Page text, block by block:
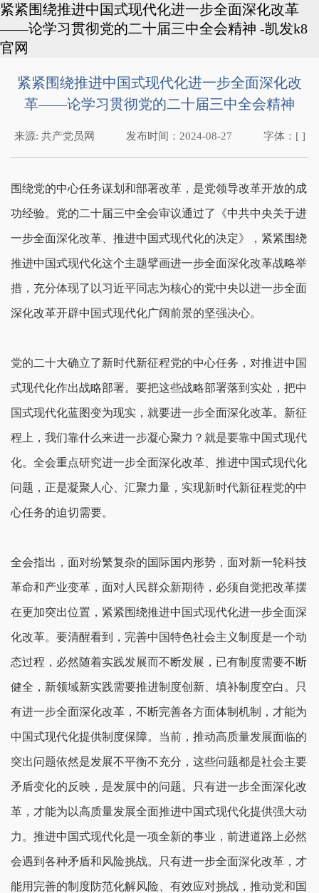
紧紧围绕推进中国式现代化进一步全面深化改革
——论学习贯彻党的二十届三中全会精神 -凯发k8
官网
紧紧围绕推进中国式现代化进一步全面深化改
革——论学习贯彻党的二十届三中全会精神
来源: 共产党员网 发布时间： 2024-08-27 字体：[ ]
围绕党的中心任务谋划和部署改革，是党领导改革开放的成
功经验。党的二十届三中全会审议通过了《中共中央关于进
一步全面深化改革、推进中国式现代化的决定》，紧紧围绕
推进中国式现代化这个主题擘画进一步全面深化改革战略举
措，充分体现了以习近平同志为核心的党中央以进一步全面
深化改革开辟中国式现代化广阔前景的坚强决心。
党的二十大确立了新时代新征程党的中心任务，对推进中国
式现代化作出战略部署。要把这些战略部署落到实处，把中
国式现代化蓝图变为现实，就要进一步全面深化改革。新征
程上，我们靠什么来进一步凝心聚力？就是要靠中国式现代
化。全会重点研究进一步全面深化改革、推进中国式现代化
问题，正是凝聚人心、汇聚力量，实现新时代新征程党的中
心任务的迫切需要。
全会指出，面对纷繁复杂的国际国内形势，面对新一轮科技
革命和产业变革，面对人民群众新期待，必须自觉把改革摆
在更加突出位置，紧紧围绕推进中国式现代化进一步全面深
化改革。要清醒看到，完善中国特色社会主义制度是一个动
态过程，必然随着实践发展而不断发展，已有制度需要不断
健全，新领域新实践需要推进制度创新、填补制度空白。只
有进一步全面深化改革，不断完善各方面体制机制，才能为
中国式现代化提供制度保障。当前，推动高质量发展面临的
突出问题依然是发展不平衡不充分，这些问题都是社会主要
矛盾变化的反映，是发展中的问题。只有进一步全面深化改
革，才能为以高质量发展全面推进中国式现代化提供强大动
力。推进中国式现代化是一项全新的事业，前进道路上必然
会遇到各种矛盾和风险挑战。只有进一步全面深化改革，才
能用完善的制度防范化解风险、有效应对挑战，推动党和国